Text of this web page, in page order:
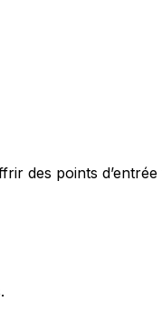
des points d’entrée